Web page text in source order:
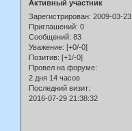
Активный участник
Зарегистрирован: 2009-03-23
Приглашений: 0
Сообщений: 83
Уважение: [+0/-0]
Позитив: [+1/-0]
Провел на форуме:
2 дня 14 часов
Последний визит:
2016-07-29 21:38:32